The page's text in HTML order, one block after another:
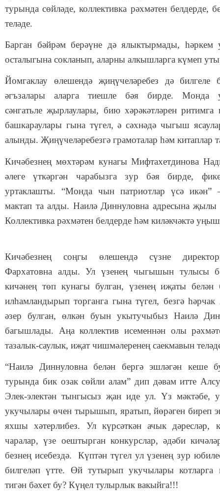
турында сөйләде, коллективка рәхмәтен белдерде,
теләде.
Барган бәйрәм берәүне дә ялыктырмады, һәркем
осталыгына сокланып, аларны алкышларга күмеп
Йомгаклау өлешендә җиңүчеләребез дә
әгъзалары аларга тиешле бәя бирде. Монда
сәнгатьле җырлаулары, бию хәрәкәтләрен ритимга
башкараулары гына түгел, ә сәхнәдә чыгыш
алынды. Җиңүчеләребезгә грамоталар һәм
Кичәбезнең мөхтәрәм кунагы Мифтахетдинова
әлеге үткәргән чарабызга зур бәя бирде,
уртаклашты. “Монда чын патриотлар үсә икән”
мактап та алды. Наилә Диннуловна адресына җылы
Коллективка рәхмәтен белдерде һәм киләкчәктә
Кичәбезнең соңгы өлешендә сүзне
Фархатовна алды. Ул үзенең чыгышын тулысы
кичәнең төп кунагы булган, үзенең иҗаты белән
илһамландырып торганга гына түгел, безгә һәрчак
әзер булган, өлкән буын укытучыбыз Наилә
багышлады. Аңа коллектив исеменнән олы
тазалык-саулык, иҗат чишмәлеренең саекмавын
“Наилә Диннуловна белән бергә эшләгән кеше
турында бик озак сөйли алам” дип дәвам итте
Элек-электән тынгысыз җан иде ул. Үз мәктәбе,
укучылары өчен тырышып, яратып, йөрәген биреп
яхшы хәтерлибез. Ул күрсәткән ачык дәресләр,
чаралар, үзе оештырган конкурслар, әдәби
безнең исебездә. Күптән түгел ул үзенең зур
билгеләп үтте. Өй тутырып укучылары котларга
тигән бәхет бу? Күңел тулырлык вакыйга!!!